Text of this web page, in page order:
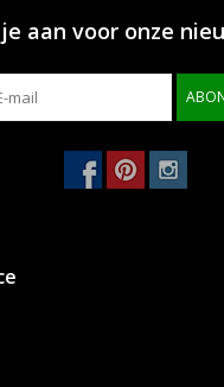
aan voor onze